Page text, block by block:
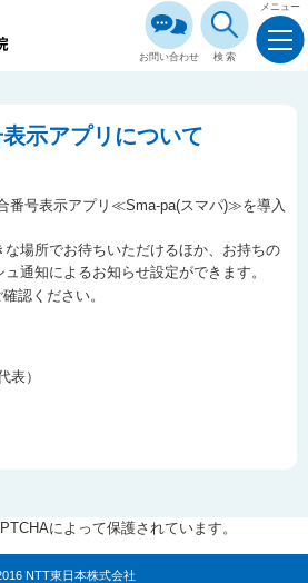
お問い合わせ 検索
メニュー
示アプリについて
番号表示アプリ≪Sma-pa(スマパ)≫を導入
場所でお待ちいただけるほか、お持ちの
通知によるお知らせ設定ができます。
認ください。
表）
によって保護されています。
NTT東日本株式会社